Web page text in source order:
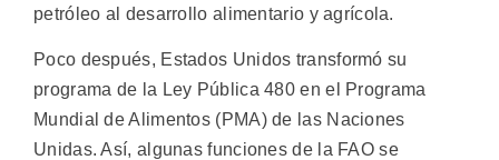
petróleo al desarrollo alimentario y agrícola.
Poco después, Estados Unidos transformó su
programa de la Ley Pública 480 en el Programa
Mundial de Alimentos (PMA) de las Naciones
Unidas. Así, algunas funciones de la FAO se